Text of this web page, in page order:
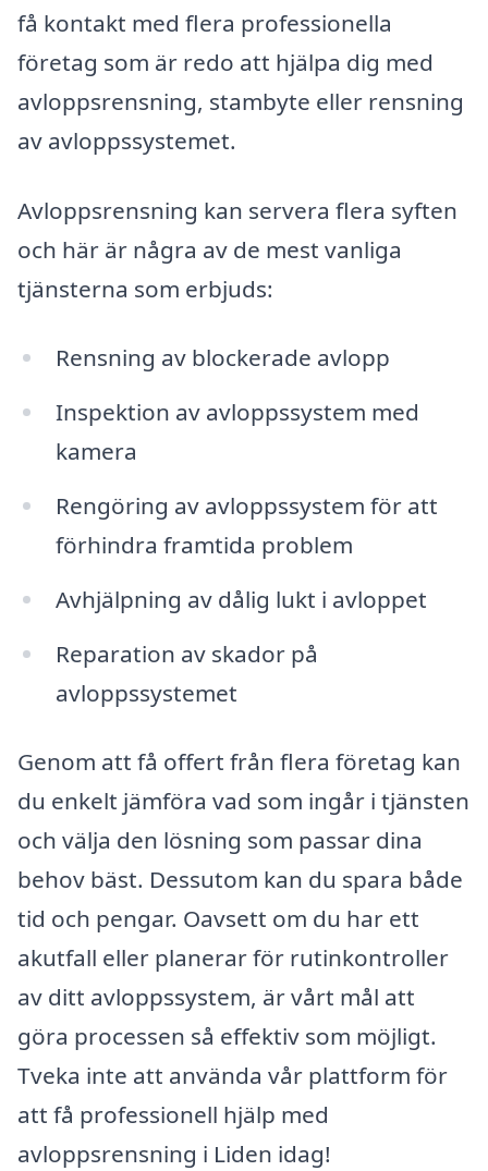
få kontakt med flera professionella
företag som är redo att hjälpa dig med
avloppsrensning, stambyte eller rensning
av avloppssystemet.
Avloppsrensning kan servera flera syften
och här är några av de mest vanliga
tjänsterna som erbjuds:
Rensning av blockerade avlopp
Inspektion av avloppssystem med
kamera
Rengöring av avloppssystem för att
förhindra framtida problem
Avhjälpning av dålig lukt i avloppet
Reparation av skador på
avloppssystemet
Genom att få offert från flera företag kan
du enkelt jämföra vad som ingår i tjänsten
och välja den lösning som passar dina
behov bäst. Dessutom kan du spara både
tid och pengar. Oavsett om du har ett
akutfall eller planerar för rutinkontroller
av ditt avloppssystem, är vårt mål att
göra processen så effektiv som möjligt.
Tveka inte att använda vår plattform för
att få professionell hjälp med
avloppsrensning i Liden idag!